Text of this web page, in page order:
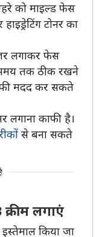
को माइल्ड फेस
टोनर का
लगाकर फेस
तक ठीक रखने
मदद कर सकते
लगाना काफी है।
से बना सकते
लगाएं
किया जा